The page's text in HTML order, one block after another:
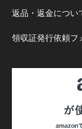
返品・返金につい
領収証発行依頼フ